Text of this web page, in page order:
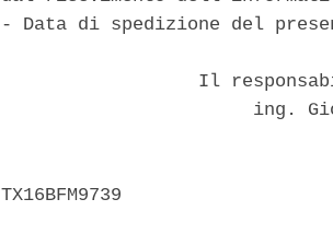
- Data di spedizione del
Il
ing.